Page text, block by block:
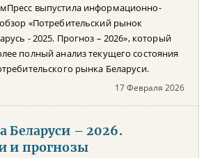
выпустила информационно-
«Потребительский рынок
- 2025. Прогноз – 2026», который
полный анализ текущего состояния
рынка Беларуси.
17 Февраля 2026
Беларуси – 2026.
и прогнозы